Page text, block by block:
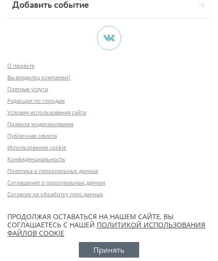
Добавить событие
О проекте
Вы владелец компании?
Платные услуги
Редакции по городам
Условия использования сайта
Правила модерирования
Публичная оферта
Использование cookie
Конфиденциальность
Политика о персональных данных
Соглашение о персональных данных
Согласие на обработку перс.данных
ПРОДОЛЖАЯ ОСТАВАТЬСЯ НА НАШЕМ САЙТЕ, ВЫ
СОГЛАШАЕТЕСЬ С НАШЕЙ ПОЛИТИКОЙ ИСПОЛЬЗОВАНИЯ
ФАЙЛОВ COOKIE
Принять